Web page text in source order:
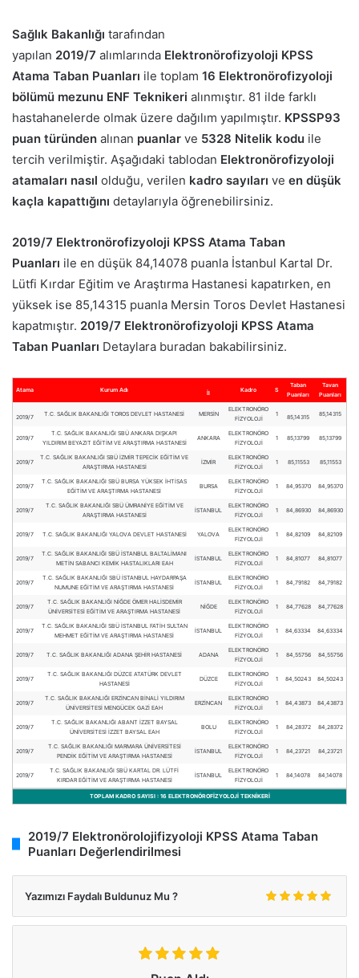
Sağlık Bakanlığı tarafından
yapılan 2019/7 alımlarında Elektronörofizyoloji KPSS
Atama Taban Puanları ile toplam 16 Elektronörofizyoloji
bölümü mezunu ENF Teknikeri alınmıştır. 81 ilde farklı
hastahanelerde olmak üzere dağılım yapılmıştır. KPSSP93
puan türünden alınan puanlar ve 5328 Nitelik kodu ile
tercih verilmiştir. Aşağıdaki tablodan Elektronörofizyoloji
atamaları nasıl olduğu, verilen kadro sayıları ve en düşük
kaçla kapattığını detaylarıyla öğrenebilirsiniz.
2019/7 Elektronörofizyoloji KPSS Atama Taban
Puanları ile en düşük 84,14078 puanla İstanbul Kartal Dr.
Lütfi Kırdar Eğitim ve Araştırma Hastanesi kapatırken, en
yüksek ise 85,14315 puanla Mersin Toros Devlet Hastanesi
kapatmıştır. 2019/7 Elektronörofizyoloji KPSS Atama
Taban Puanları Detaylara buradan bakabilirsiniz.
Atama Kurum Adı İl Kadro S
Taban
Puanları
Tavan
Puanları
2019/7 T.C. SAĞLIK BAKANLIĞI TOROS DEVLET HASTANESİ MERSİN
ELEKTRONÖRO
FİZYOLOJİ
1 85,14315 85,14315
2019/7
T.C. SAĞLIK BAKANLIĞI SBÜ ANKARA DIŞKAPI
YILDIRIM BEYAZIT EĞİTİM VE ARAŞTIRMA HASTANESİ
ANKARA
ELEKTRONÖRO
FİZYOLOJİ
1 85,13799 85,13799
2019/7
T.C. SAĞLIK BAKANLIĞI SBÜ İZMİR TEPECİK EĞİTİM VE
ARAŞTIRMA HASTANESİ
İZMİR
ELEKTRONÖRO
FİZYOLOJİ
1 85,11553 85,11553
2019/7
T.C. SAĞLIK BAKANLIĞI SBÜ BURSA YÜKSEK İHTİSAS
EĞİTİM VE ARAŞTIRMA HASTANESİ
BURSA
ELEKTRONÖRO
FİZYOLOJİ
1 84,95370 84,95370
2019/7
T.C. SAĞLIK BAKANLIĞI SBÜ ÜMRANİYE EĞİTİM VE
ARAŞTIRMA HASTANESİ
İSTANBUL
ELEKTRONÖRO
FİZYOLOJİ
1 84,86930 84,86930
2019/7 T.C. SAĞLIK BAKANLIĞI YALOVA DEVLET HASTANESİ YALOVA
ELEKTRONÖRO
FİZYOLOJİ
1 84,82109 84,82109
2019/7
T.C. SAĞLIK BAKANLIĞI SBÜ İSTANBUL BALTALİMANI
METİN SABANCI KEMİK HASTALIKLARI EAH
İSTANBUL
ELEKTRONÖRO
FİZYOLOJİ
1 84,81077 84,81077
2019/7
T.C. SAĞLIK BAKANLIĞI SBÜ İSTANBUL HAYDARPAŞA
NUMUNE EĞİTİM VE ARAŞTIRMA HASTANESİ
İSTANBUL
ELEKTRONÖRO
FİZYOLOJİ
1 84,79182 84,79182
2019/7
T.C. SAĞLIK BAKANLIĞI NİĞDE ÖMER HALİSDEMİR
ÜNİVERSİTESİ EĞİTİM VE ARAŞTIRMA HASTANESİ
NİĞDE
ELEKTRONÖRO
FİZYOLOJİ
1 84,77628 84,77628
2019/7
T.C. SAĞLIK BAKANLIĞI SBÜ İSTANBUL FATİH SULTAN
MEHMET EĞİTİM VE ARAŞTIRMA HASTANESİ
İSTANBUL
ELEKTRONÖRO
FİZYOLOJİ
1 84,63334 84,63334
2019/7 T.C. SAĞLIK BAKANLIĞI ADANA ŞEHİR HASTANESİ ADANA
ELEKTRONÖRO
FİZYOLOJİ
1 84,55756 84,55756
2019/7
T.C. SAĞLIK BAKANLIĞI DÜZCE ATATÜRK DEVLET
HASTANESİ
DÜZCE
ELEKTRONÖRO
FİZYOLOJİ
1 84,50243 84,50243
2019/7
T.C. SAĞLIK BAKANLIĞI ERZİNCAN BİNALİ YILDIRIM
ÜNİVERSİTESİ MENGÜCEK GAZİ EAH
ERZİNCAN
ELEKTRONÖRO
FİZYOLOJİ
1 84,43873 84,43873
2019/7
T.C. SAĞLIK BAKANLIĞI ABANT İZZET BAYSAL
ÜNİVERSİTESİ İZZET BAYSAL EAH
BOLU
ELEKTRONÖRO
FİZYOLOJİ
1 84,28372 84,28372
2019/7
T.C. SAĞLIK BAKANLIĞI MARMARA ÜNİVERSİTESİ
PENDİK EĞİTİM VE ARAŞTIRMA HASTANESİ
İSTANBUL
ELEKTRONÖRO
FİZYOLOJİ
1 84,23721 84,23721
2019/7
T.C. SAĞLIK BAKANLIĞI SBÜ KARTAL DR. LÜTFİ
KIRDAR EĞİTİM VE ARAŞTIRMA HASTANESİ
İSTANBUL
ELEKTRONÖRO
FİZYOLOJİ
1 84,14078 84,14078
TOPLAM KADRO SAYISI : 16 ELEKTRONÖROFİZYOLOJİ TEKNİKERİ
2019/7 Elektronörolojifizyoloji KPSS Atama Taban
Puanları Değerlendirilmesi
Yazımızı Faydalı Buldunuz Mu ?